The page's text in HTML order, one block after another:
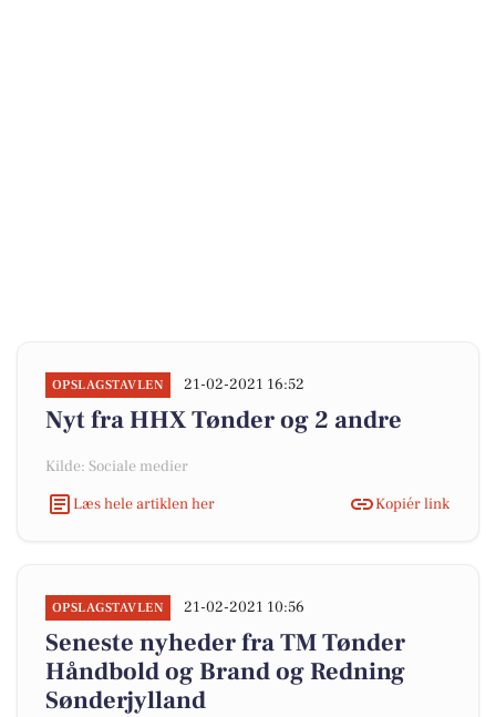
OPSLAGSTAVLEN 21-02-2021 16:52
Nyt fra HHX Tønder og 2 andre
Kilde: Sociale medier
Læs hele artiklen her
Kopiér link
OPSLAGSTAVLEN 21-02-2021 10:56
Seneste nyheder fra TM Tønder
Håndbold og Brand og Redning
Sønderjylland